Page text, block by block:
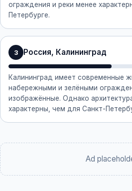
ограждения и реки менее
Петербурге.
3 Россия, Калининград
Калининград имеет современные
набережными и зелёными
изображённые. Однако
характерны, чем для Санкт-
Ad